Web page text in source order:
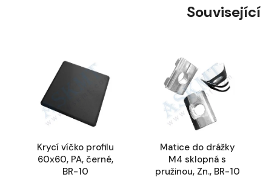
Krycí víčko profilu
60x60, PA, černé,
BR-10
Matice do drážky
M4 sklopná s
pružinou, Zn., BR-10